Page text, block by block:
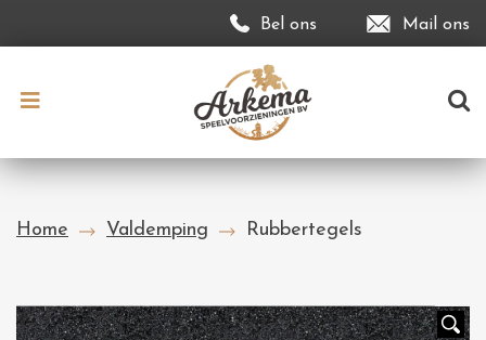
Bel ons Mail ons
Home Valdemping Rubbertegels